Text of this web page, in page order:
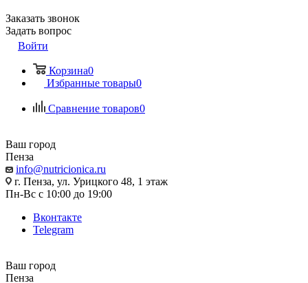
Заказать звонок
Задать вопрос
Войти
Корзина0
Избранные товары0
Сравнение товаров0
Ваш город
Пенза
info@nutricionica.ru
г. Пенза, ул. Урицкого 48, 1 этаж
Пн-Вс с 10:00 до 19:00
Вконтакте
Telegram
Ваш город
Пенза